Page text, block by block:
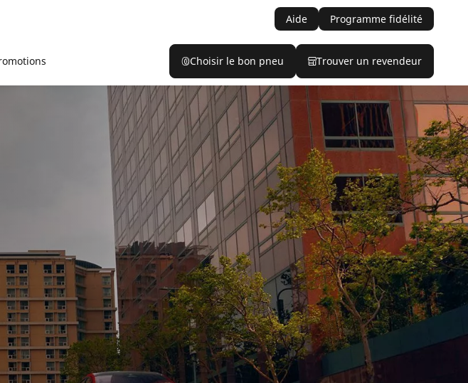
Aide Programme fidélité
Choisir le bon pneu Trouver un revendeur